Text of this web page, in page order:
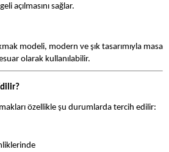
açılmasını sağlar.
modeli, modern ve şık tasarımıyla masa
olarak kullanılabilir.
özellikle şu durumlarda tercih edilir: